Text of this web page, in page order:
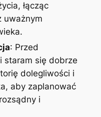
łącząc
uważnym
: Przed
staram się dobrze
dolegliwości i
aby zaplanować
i